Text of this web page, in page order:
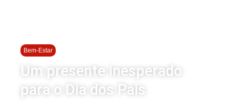
Bem-Estar
Um presente inesperado
para o Dia dos Pais